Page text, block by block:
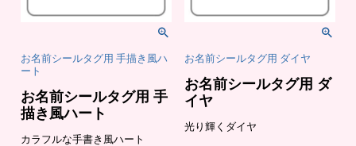
お名前シールタグ用 手描き風ハ
ート
お名前シールタグ用 手
描き風ハート
カラフルな手書き風ハート
お名前シールタグ用 ダイヤ
お名前シールタグ用 ダ
イヤ
光り輝くダイヤ